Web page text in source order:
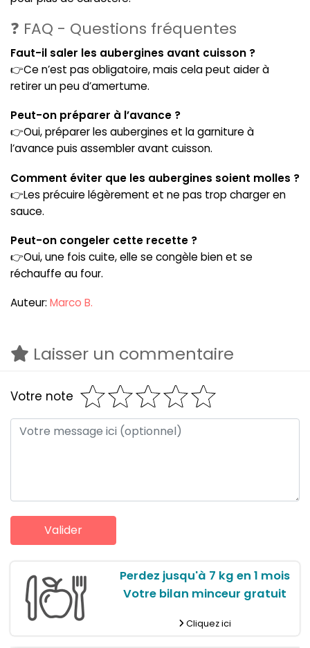
❓ FAQ - Questions fréquentes
Faut-il saler les aubergines avant cuisson ?
👉Ce n’est pas obligatoire, mais cela peut aider à
retirer un peu d’amertume.
Peut-on préparer à l’avance ?
👉Oui, préparer les aubergines et la garniture à
l’avance puis assembler avant cuisson.
Comment éviter que les aubergines soient molles ?
👉Les précuire légèrement et ne pas trop charger en
sauce.
Peut-on congeler cette recette ?
👉Oui, une fois cuite, elle se congèle bien et se
réchauffe au four.
Auteur: Marco B.
Laisser un commentaire
Votre note
Perdez jusqu'à 7 kg en 1 mois
Votre bilan minceur gratuit
Cliquez ici